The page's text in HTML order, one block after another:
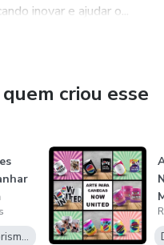
inovar e ajudar o...
criou esse
Empreendedorismo Digital